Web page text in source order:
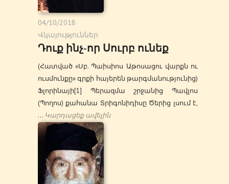
04/10/2018
Վկայություններ
Դուք ինչ-որ Սուրբ ունեք
(Հատված «Սբ. Պաիսիոս Աթոսացու վարքն ու
ուսմունքը» գրքի հայերեն թարգմանությունից)
Ֆլորինայի[1] Պերազմա շրջանից Պավլոս
(Պողոս) քահանա Տրիգոնիդիսը Ծերից լսում է,
… Կարդացեք ավելին